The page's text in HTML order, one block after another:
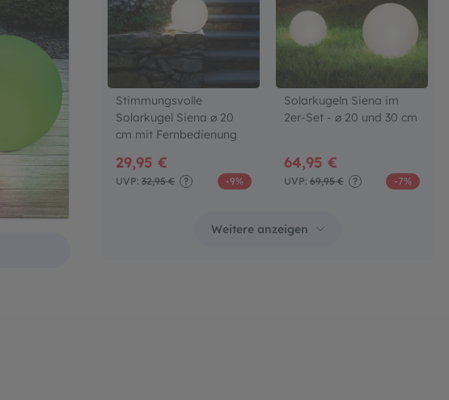
Stimmungsvolle
Solarkugel Siena ⌀ 20
cm mit Fernbedienung
29,95 €
UVP: 32,95 € ? -9%
Solarkugeln Siena im
2er-Set - ⌀ 20 und 30 cm
64,95 €
UVP: 69,95 € ? -7%